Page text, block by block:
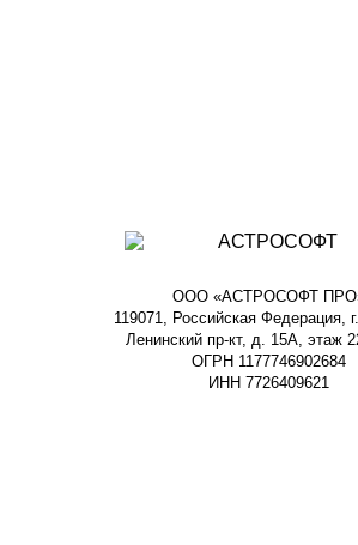
ООО «АСТРОСОФТ
119071, Российская Федерация,
Ленинский пр-кт, д. 15А, этаж
ОГРН 1177746902684
ИНН 7726409621